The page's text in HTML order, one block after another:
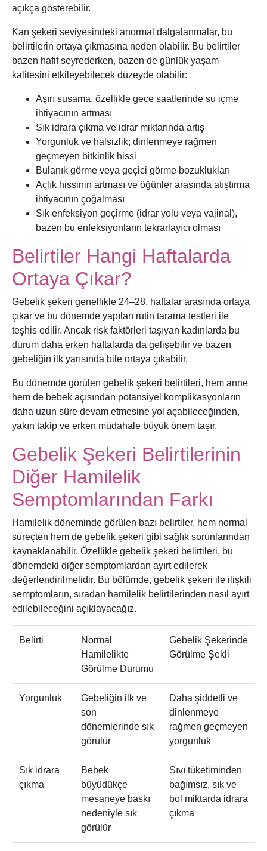
açıkça gösterebilir.
Kan şekeri seviyesindeki anormal dalgalanmalar, bu
belirtilerin ortaya çıkmasına neden olabilir. Bu belirtiler
bazen hafif seyrederken, bazen de günlük yaşam
kalitesini etkileyebilecek düzeyde olabilir:
Aşırı susama, özellikle gece saatlerinde su içme
ihtiyacının artması
Sık idrara çıkma ve idrar miktarında artış
Yorgunluk ve halsizlik; dinlenmeye rağmen
geçmeyen bitkinlik hissi
Bulanık görme veya geçici görme bozuklukları
Açlık hissinin artması ve öğünler arasında atıştırma
ihtiyacının çoğalması
Sık enfeksiyon geçirme (idrar yolu veya vajinal),
bazen bu enfeksiyonların tekrarlayıcı olması
Belirtiler Hangi Haftalarda
Ortaya Çıkar?
Gebelik şekeri genellikle 24–28. haftalar arasında ortaya
çıkar ve bu dönemde yapılan rutin tarama testleri ile
teşhis edilir. Ancak risk faktörleri taşıyan kadınlarda bu
durum daha erken haftalarda da gelişebilir ve bazen
gebeliğin ilk yarısında bile ortaya çıkabilir.
Bu dönemde görülen gebelik şekeri belirtileri, hem anne
hem de bebek açısından potansiyel komplikasyonların
daha uzun süre devam etmesine yol açabileceğinden,
yakın takip ve erken müdahale büyük önem taşır.
Gebelik Şekeri Belirtilerinin
Diğer Hamilelik
Semptomlarından Farkı
Hamilelik döneminde görülen bazı belirtiler, hem normal
süreçten hem de gebelik şekeri gibi sağlık sorunlarından
kaynaklanabilir. Özellikle gebelik şekeri belirtileri, bu
dönemdeki diğer semptomlardan ayırt edilerek
değerlendirilmelidir. Bu bölümde, gebelik şekeri ile ilişkili
semptomların, sıradan hamilelik belirtilerinden nasıl ayırt
edilebileceğini açıklayacağız.
Belirti
Normal
Hamilelikte
Görülme Durumu
Gebelik Şekerinde
Görülme Şekli
Yorgunluk
Gebeliğin ilk ve
son
dönemlerinde sık
görülür
Daha şiddetli ve
dinlenmeye
rağmen geçmeyen
yorgunluk
Sık idrara
çıkma
Bebek
büyüdükçe
mesaneye baskı
nedeniyle sık
görülür
Sıvı tüketiminden
bağımsız, sık ve
bol miktarda idrara
çıkma